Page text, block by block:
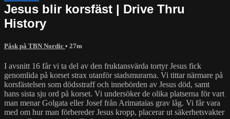
Jesus blir korsfäst | Drive Thru
History
Påsk på TBN Nordic • 27m
I avsnitt 16 får vi ta del av den fruktansvärda tortyr Jesus fick
genomlida på korset strax utanför stadsmurarna. Vi tittar närmare på
korsfästelsen som dödsstraff och innebörden av Jesus död, samt
hans sista sju ord på korset. Vi undersöker de olika platserna för vart
man menar Golgata eller Josef från Arimataias grav låg. Vi får vara
med om hur man förbereder Jesus kropp, placerar ut säkerhetsvakter